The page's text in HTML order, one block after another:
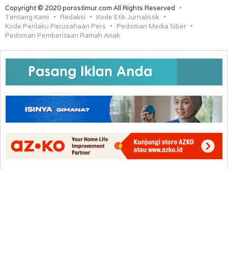
Copyright © 2020 porostimur.com All Rights Reserved
Tentang Kami
Redaksi
Kode Etik Jurnalistik
Kode Perilaku Perusahaan Pers
Pedoman Media Siber
Pedoman Pemberitaan Ramah Anak